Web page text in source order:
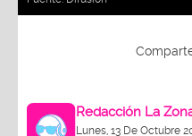
Redacción La
Lunes, 13 De Octubre